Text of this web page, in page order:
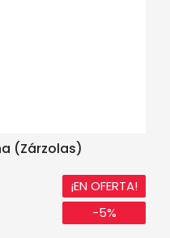
(zárzolas)
¡EN OFERTA!
-5%